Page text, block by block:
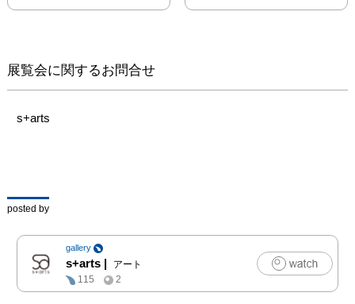
人です。
の苔も近くで見れば山の
様で全てはある意味にお
いて森だと思っていま
気づかぬうちに異なるモ
チーフに変化しているこ
とが多く見受けられま
す。例えば、動物として
見ていたものが、あたか
もそれが彼らにとっては
展覧会に関するお問合せ
s+arts
posted by
gallery
s+arts |
アート
115
2